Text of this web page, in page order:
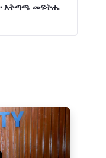
አቅጣጫ መፍትሔ ጠቋሚ